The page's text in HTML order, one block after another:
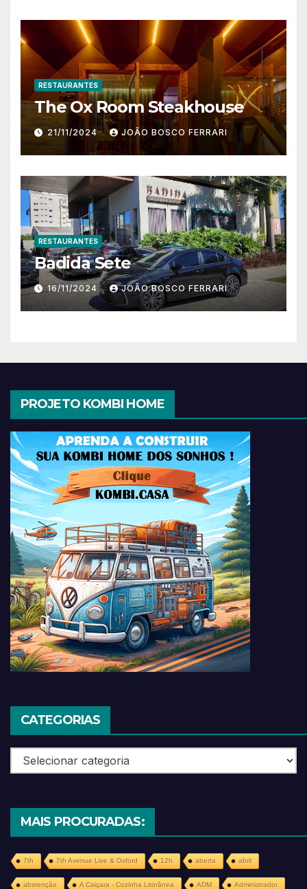
RESTAURANTES
The Ox Room Steakhouse
21/11/2024 JOÃO BOSCO FERRARI
RESTAURANTES
Badida Sete
16/11/2024 JOÃO BOSCO FERRARI
PROJETO KOMBI HOME
CATEGORIAS
Categorias
MAIS PROCURADAS:
7th 7th Avenue Live & Oxford 12h aberta abril
abstenção A Caiçara - Cozinha Litorânea ADM Administrador